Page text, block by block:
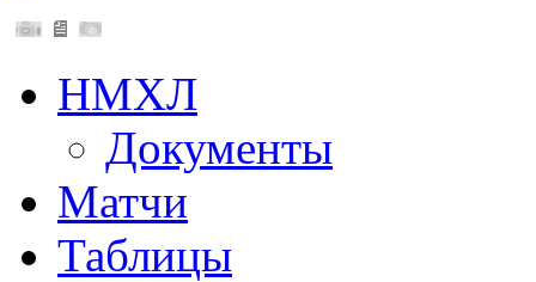
НМХЛ
Документы
Матчи
Таблицы